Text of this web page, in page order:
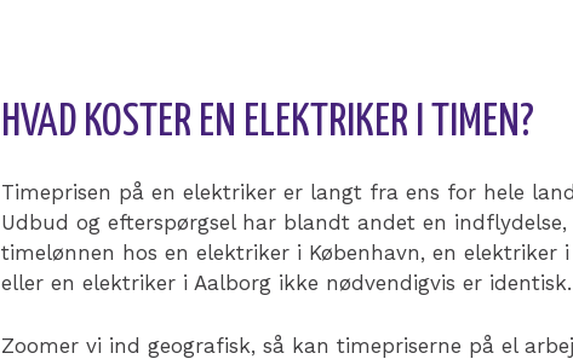
HVAD KOSTER EN ELEKTRIKER I TIMEN?
Timeprisen på en elektriker er langt fra ens for hele
Udbud og efterspørgsel har blandt andet en
timelønnen hos en elektriker i København, en elektriker i
eller en elektriker i Aalborg ikke nødvendigvis er identisk.
Zoomer vi ind geografisk, så kan timepriserne på el